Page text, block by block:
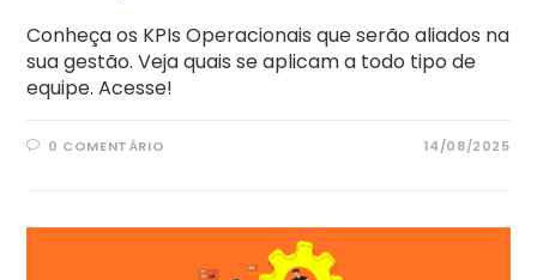
Conheça os KPIs Operacionais que serão aliados na
sua gestão. Veja quais se aplicam a todo tipo de
equipe. Acesse!
0 COMENTÁRIO 14/08/2025